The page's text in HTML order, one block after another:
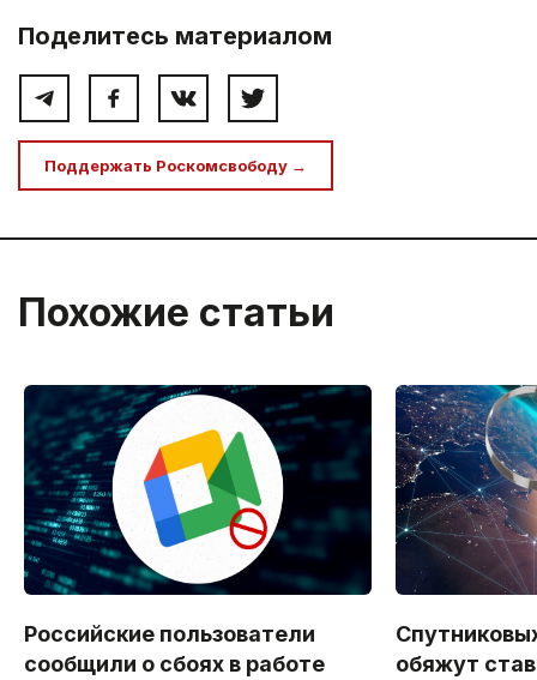
Поделитесь материалом
Поддержать Роскомсвободу →
Похожие статьи
Российские пользователи
сообщили о сбоях в работе
обяжут